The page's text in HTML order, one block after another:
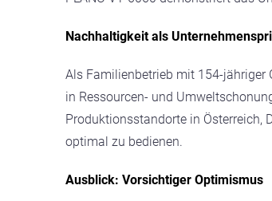
Nachhaltigkeit als
Als Familienbetrieb mit 154-jähriger
in Ressourcen- und
Produktionsstandorte in Österreich,
optimal zu bedienen.
Ausblick: Vorsichtiger Optimismus